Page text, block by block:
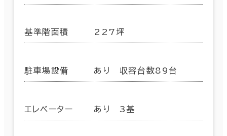
基準階面積 227坪
駐車場設備 あり 収容台数89台
エレベーター あり 3基